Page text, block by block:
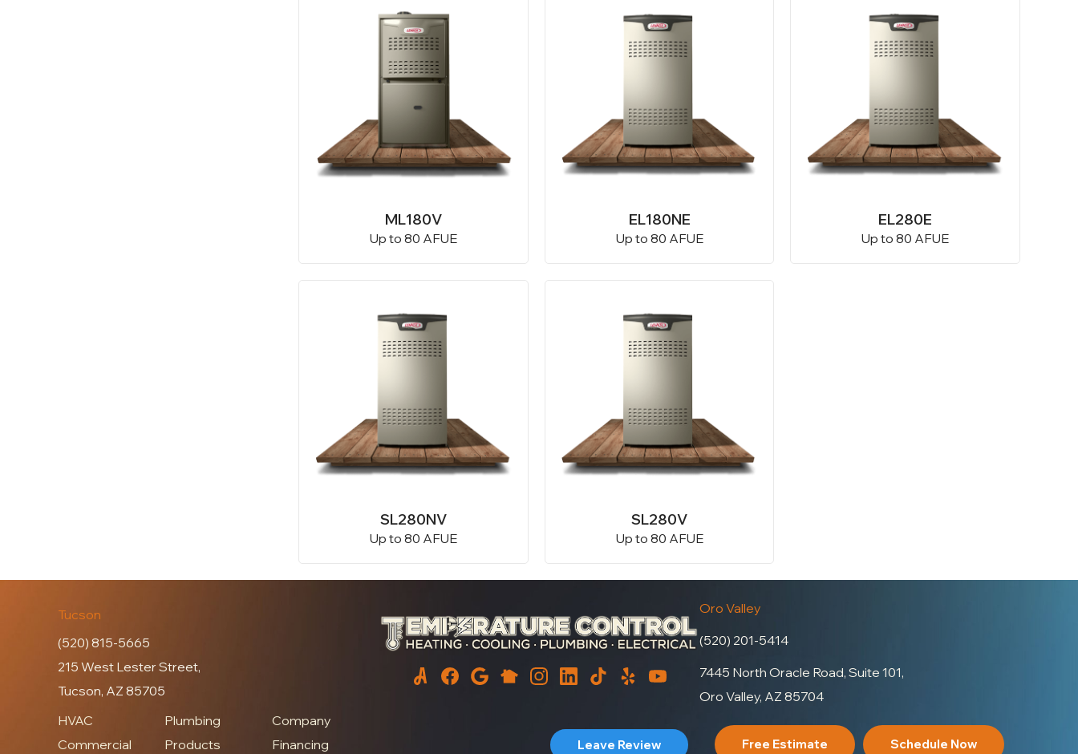
ML180V
Up to 80 AFUE
EL180NE
Up to 80 AFUE
EL280E
Up to 80 AFUE
SL280NV
Up to 80 AFUE
SL280V
Up to 80 AFUE
Tucson
(520) 815-5665
215 West Lester Street,
Tucson, AZ 85705
Oro Valley
(520) 201-5414
7445 North Oracle Road, Suite 101,
Oro Valley, AZ 85704
HVAC
Commercial
Plumbing
Products
Company
Financing
Leave Review Free Estimate Schedule Now